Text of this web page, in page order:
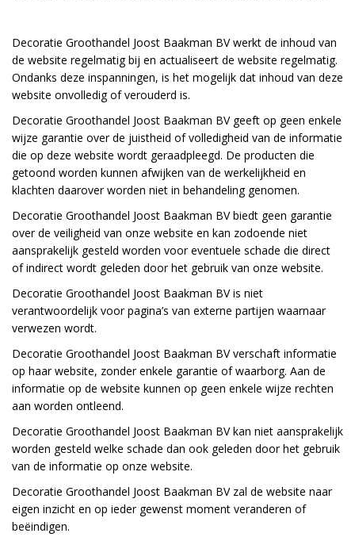
Decoratie Groothandel Joost Baakman BV werkt de inhoud van
de website regelmatig bij en actualiseert de website regelmatig.
Ondanks deze inspanningen, is het mogelijk dat inhoud van deze
website onvolledig of verouderd is.
Decoratie Groothandel Joost Baakman BV geeft op geen enkele
wijze garantie over de juistheid of volledigheid van de informatie
die op deze website wordt geraadpleegd. De producten die
getoond worden kunnen afwijken van de werkelijkheid en
klachten daarover worden niet in behandeling genomen.
Decoratie Groothandel Joost Baakman BV biedt geen garantie
over de veiligheid van onze website en kan zodoende niet
aansprakelijk gesteld worden voor eventuele schade die direct
of indirect wordt geleden door het gebruik van onze website.
Decoratie Groothandel Joost Baakman BV is niet
verantwoordelijk voor pagina’s van externe partijen waarnaar
verwezen wordt.
Decoratie Groothandel Joost Baakman BV verschaft informatie
op haar website, zonder enkele garantie of waarborg. Aan de
informatie op de website kunnen op geen enkele wijze rechten
aan worden ontleend.
Decoratie Groothandel Joost Baakman BV kan niet aansprakelijk
worden gesteld welke schade dan ook geleden door het gebruik
van de informatie op onze website.
Decoratie Groothandel Joost Baakman BV zal de website naar
eigen inzicht en op ieder gewenst moment veranderen of
beëindigen.